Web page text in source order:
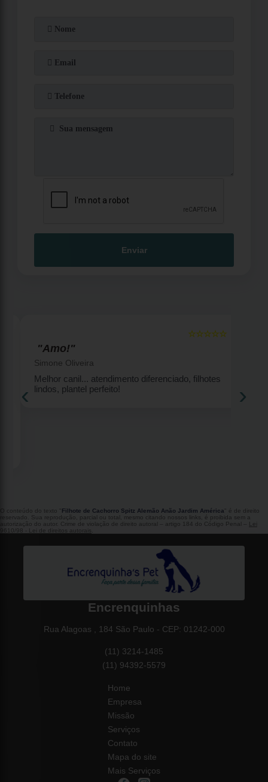
Enviar
☆☆☆☆☆
"Amo!"
Simone Oliveira
Melhor canil... atendimento diferenciado, filhotes
lindos, plantel perfeito!
‹ ›
O conteúdo do texto " Filhote de Cachorro Spitz Alemão Anão Jardim América " é de direito
reservado. Sua reprodução, parcial ou total, mesmo citando nossos links, é proibida sem a
autorização do autor. Crime de violação de direito autoral – artigo 184 do Código Penal –
Lei
9610/98 - Lei de direitos autorais .
Encrenquinhas
Rua Alagoas , 184 São Paulo - CEP: 01242-000
(11) 3214-1485
(11) 94392-5579
Home
Empresa
Missão
Serviços
Contato
Mapa do site
Mais Serviços